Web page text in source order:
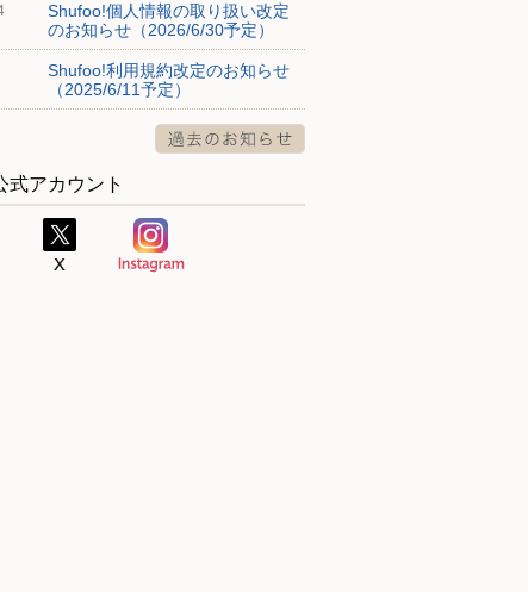
Shufoo!個人情報の取り扱い改定
のお知らせ（2026/6/30予定）
Shufoo!利用規約改定のお知らせ
（2025/6/11予定）
式アカウント